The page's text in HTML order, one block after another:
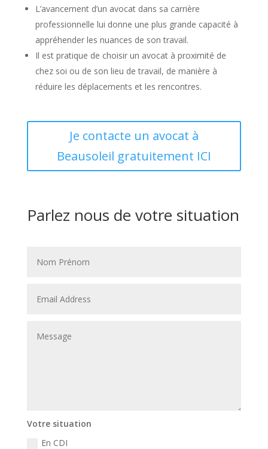
L’avancement d’un avocat dans sa carrière
professionnelle lui donne une plus grande capacité à
appréhender les nuances de son travail.
Il est pratique de choisir un avocat à proximité de
chez soi ou de son lieu de travail, de manière à
réduire les déplacements et les rencontres.
Je contacte un avocat à
Beausoleil gratuitement ICI
Parlez nous de votre situation
Votre situation
En CDI